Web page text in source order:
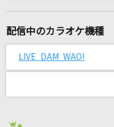
[生音]君の知らない
[生音]月並みに輝け
配信中のカラオケ機種
LIVE DAM WAO!